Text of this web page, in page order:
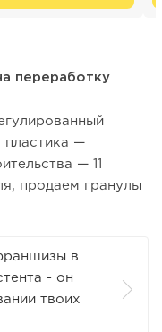
переработку
пластика —
— 11
продаем гранулы
в
- он
твоих